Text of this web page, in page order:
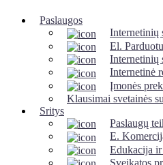
Paslaugos
Internetinių
El.
Internetinių
Internetinė
Įmonės
Klausimai svetainės
Sritys
Paslaugų
E.
Edukacija
Sveikatos